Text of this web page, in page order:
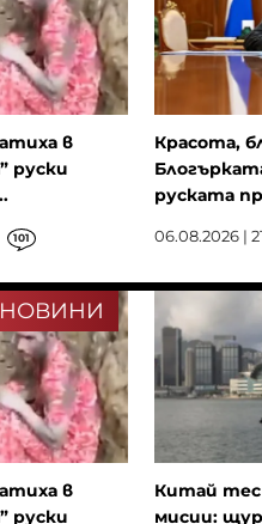
в
руски
101
Красота,
руската
06.08.2026 |
в
руски
Китай
мисии: